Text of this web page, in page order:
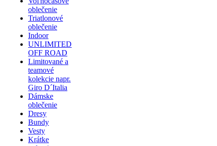
oblečenie
Triatlonové
oblečenie
Indoor
UNLIMITED
OFF ROAD
Limitované a
teamové
kolekcie napr.
Giro D´Italia
Dámske
oblečenie
Dresy
Bundy
Vesty
Krátke